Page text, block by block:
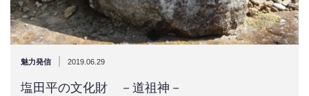
魅力発信 2019.06.29
塩田平の文化財 －道祖神－